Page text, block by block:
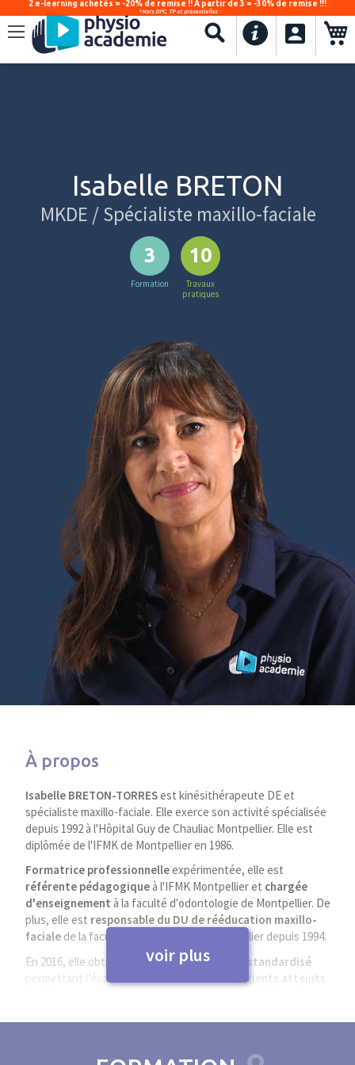
Recherche
2 e-learning achetés = -20% de remise !! À partir de 3 = -30% de remise !!!
*Hors DPC, TP et présentielles
.
Isabelle BRETON
MKDE / Spécialiste maxillo-faciale
3
Formation
10
Travaux
pratiques
À propos
Isabelle BRETON-TORRESest kinésithérapeute DE et
spécialiste maxillo-faciale. Elle exerce son activité spécialisée
depuis 1992 à l'Hôpital Guy de Chauliac Montpellier. Elle est
diplômée de l'IFMK de Montpellier en 1986.
Formatrice professionnelleexpérimentée, elle est
référente pédagogiqueà l'IFMK Montpellier et chargée
d'enseignement à la faculté d'odontologie de Montpellier. De
plus, elle est responsable du DU de rééducation maxillo-
facialede la faculté de médecine de Montpellier depuis 1994.
En 2016, elle obtient la
validation d’un outil standardisé
permettant l’évaluation fonctionnelle des
patients atteints
voir plus